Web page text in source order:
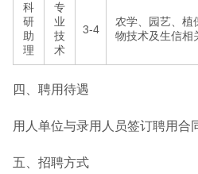
科
研
助
理
专
业
技
术
3-4
农学、园艺、植
物技术及生信相
四、聘用待遇
用人单位与录用人员签订聘用合
五、招聘方式